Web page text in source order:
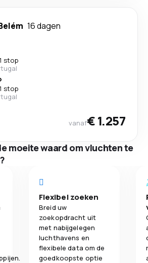
16 dagen
1 stop
1 stop
vanaf€ 1.257
moeite waard om vluchten te
Flexibel zoeken
Breid uw
zoekopdracht uit
met nabijgelegen
luchthavens en
flexibele data om de
goedkoopste optie